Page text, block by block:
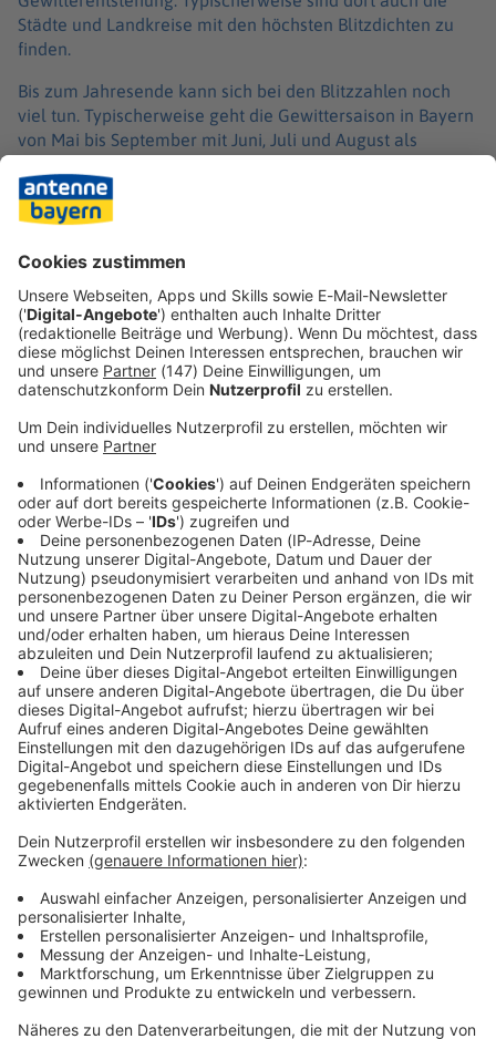
Städte und Landkreise mit den höchsten Blitzdichten zu
finden.
Bis zum Jahresende kann sich bei den Blitzzahlen noch
viel tun. Typischerweise geht die Gewittersaison in Bayern
von Mai bis September mit Juni, Juli und August als
im Juli direkt weiter: Am ersten Tag des Monats wurden
bereits wieder mehr als 1.000 Blitze gezählt.
Blitzzahlen können sich je nach Methode unterscheiden.
sogenannte Flashes – wenn der Blitz flackert, wird dies
dabei nur als ein Blitz gezählt.
Immer auf dem Laufenden
Verpass' nichts mehr - mit unserem kostenlosen
ANTENNE BAYERN Newsletter. Ob Nachrichten,
Lifestyle oder unsere neuesten Aktionen - wir
informieren dich.
Zum Newsletter anmelden